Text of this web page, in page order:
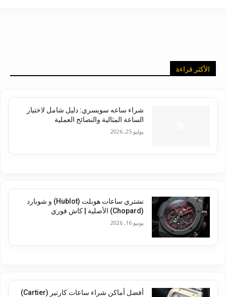
الأكثر قراءة
شراء ساعه سويسري: دليل شامل لاختيار
الساعة المثالية والنصائح العملية
يوليو 25, 2026
نشتري ساعات هوبلت (Hublot) و شوبارد
(Chopard) الأصلية | كاش فوري
يونيو 16, 2026
أفضل أماكن شراء ساعات كارتير (Cartier)